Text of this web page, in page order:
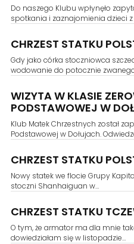
Do naszego Klubu wpłynęło
spotkania i zaznajomienia dzieci
CHRZEST STATKU
Gdy jako córka stoczniowca
wodowanie do potocznie
WIZYTA W KLASIE
PODSTAWOWEJ W
Klub Matek Chrzestnych został
Podstawowej w Dołujach.
CHRZEST STATKU
Nowy statek we flocie Grupy
stoczni Shanhaiguan w…
CHRZEST STATKU
O tym, że armator ma dla mnie
dowiedziałam się w listopadzie…